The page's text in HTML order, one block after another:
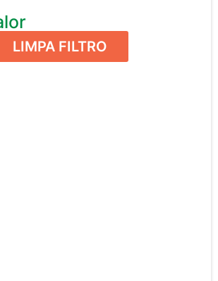
LIMPA FILTRO